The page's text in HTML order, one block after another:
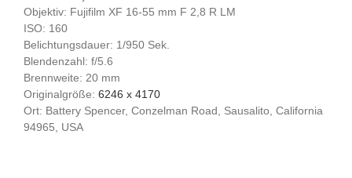
Objektiv: Fujifilm XF 16-55 mm F 2,8 R LM
ISO: 160
Belichtungsdauer: 1/950 Sek.
Blendenzahl: f/5.6
Brennweite: 20 mm
Originalgröße: 6246 x 4170
Ort: Battery Spencer, Conzelman Road, Sausalito, California
94965, USA